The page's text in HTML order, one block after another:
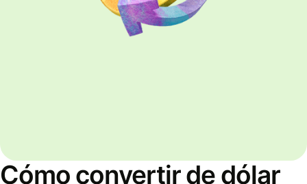
Cómo convertir de dólar